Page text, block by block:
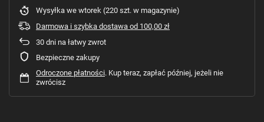
Wysyłka we wtorek (220 szt. w magazynie)
Darmowa i szybka dostawa od 100,00 zł
30 dni na łatwy zwrot
Bezpieczne zakupy
Odroczone płatności. Kup teraz, zapłać później, jeżeli nie
zwrócisz